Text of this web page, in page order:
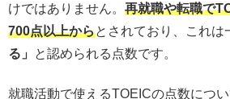
けではありません。 再就職や転職で
700点以上からとされており、これは
る」
と認められる点数です。
就職活動で使えるTOEICの点数につ